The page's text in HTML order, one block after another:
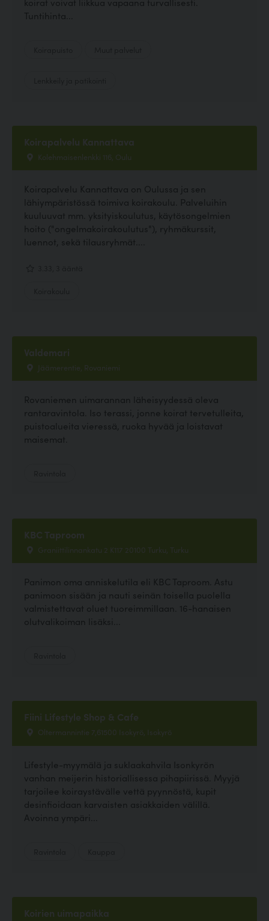
Tuntihinta...
Koirapalvelu Kannattava
Kolehmaisenlenkki 116, Oulu
Koirapalvelu Kannattava on Oulussa ja sen
lähiympäristössä toimiva koirakoulu. Palveluihin
kuuluuvat mm. yksityiskoulutus, käytösongelmien
hoito ("ongelmakoirakoulutus"), ryhmäkurssit,
luennot, sekä tilausryhmät....
Valdemari
Jäämerentie, Rovaniemi
Rovaniemen uimarannan läheisyydessä oleva
rantaravintola. Iso terassi, jonne koirat tervetulleita,
puistoalueita vieressä, ruoka hyvää ja loistavat
maisemat.
KBC Taproom
Graniittilinnankatu 2 K117 20100 Turku, Turku
Panimon oma anniskelutila eli KBC Taproom. Astu
panimoon sisään ja nauti seinän toisella puolella
valmistettavat oluet tuoreimmillaan. 16-hanaisen
olutvalikoiman lisäksi...
Fiini Lifestyle Shop & Cafe
Oltermannintie 7,61500 Isokyrö, Isokyrö
Lifestyle-myymälä ja suklaakahvila Isonkyrön
vanhan meijerin historiallisessa pihapiirissä. Myyjä
tarjoilee koiraystävälle vettä pyynnöstä, kupit
desinfioidaan karvaisten asiakkaiden välillä.
Avoinna ympäri...
Koirien uimapaikka